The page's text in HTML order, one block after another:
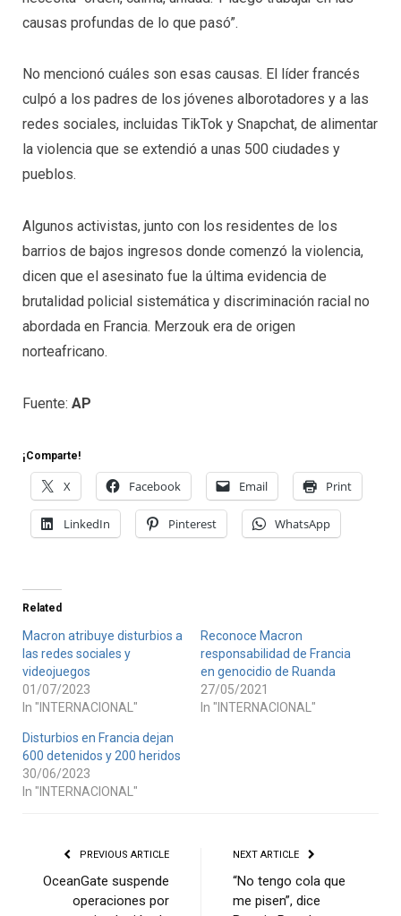
causas profundas de lo que pasó”.
No mencionó cuáles son esas causas. El líder francés
culpó a los padres de los jóvenes alborotadores y a las
redes sociales, incluidas TikTok y Snapchat, de alimentar
la violencia que se extendió a unas 500 ciudades y
pueblos.
Algunos activistas, junto con los residentes de los
barrios de bajos ingresos donde comenzó la violencia,
dicen que el asesinato fue la última evidencia de
brutalidad policial sistemática y discriminación racial no
abordada en Francia. Merzouk era de origen
norteafricano.
Fuente: AP
¡Comparte!
X Facebook Email Print
LinkedIn Pinterest WhatsApp
Related
Macron atribuye disturbios a
las redes sociales y
videojuegos
01/07/2023
In "INTERNACIONAL"
Reconoce Macron
responsabilidad de Francia
en genocidio de Ruanda
27/05/2021
In "INTERNACIONAL"
Disturbios en Francia dejan
600 detenidos y 200 heridos
30/06/2023
In "INTERNACIONAL"
PREVIOUS ARTICLE
OceanGate suspende
operaciones por
NEXT ARTICLE
“No tengo cola que
me pisen”, dice